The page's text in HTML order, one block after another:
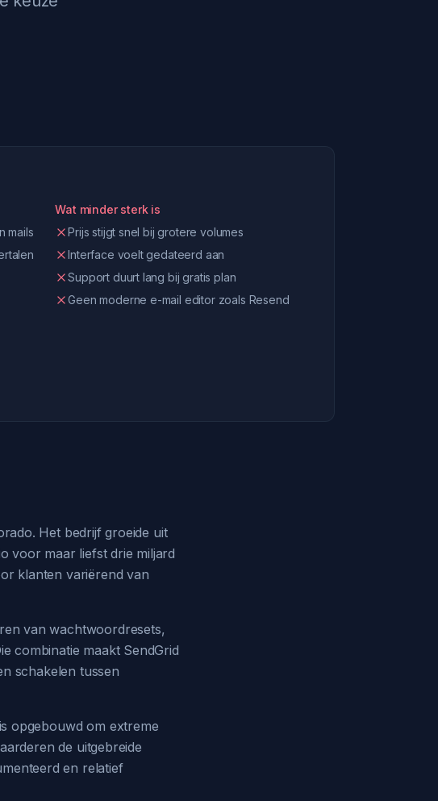
mails
Wat minder sterk is
Prijs stijgt snel bij grotere volumes
Interface voelt gedateerd aan
Support duurt lang bij gratis plan
Geen moderne e-mail editor zoals Resend
Het bedrijf groeide uit
voor maar liefst drie miljard
klanten variërend van
van wachtwoordresets,
combinatie maakt SendGrid
schakelen tussen
opgebouwd om extreme
de uitgebreide
en relatief